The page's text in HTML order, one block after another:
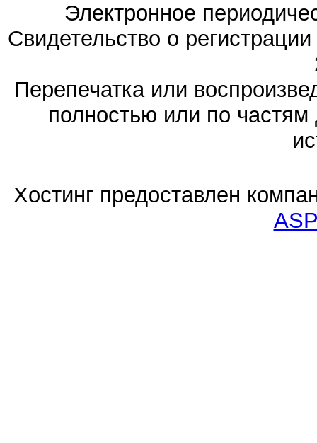
Электронное
Свидетельство о
Перепечатка или
полностью или по частям
Хостинг предоставлен